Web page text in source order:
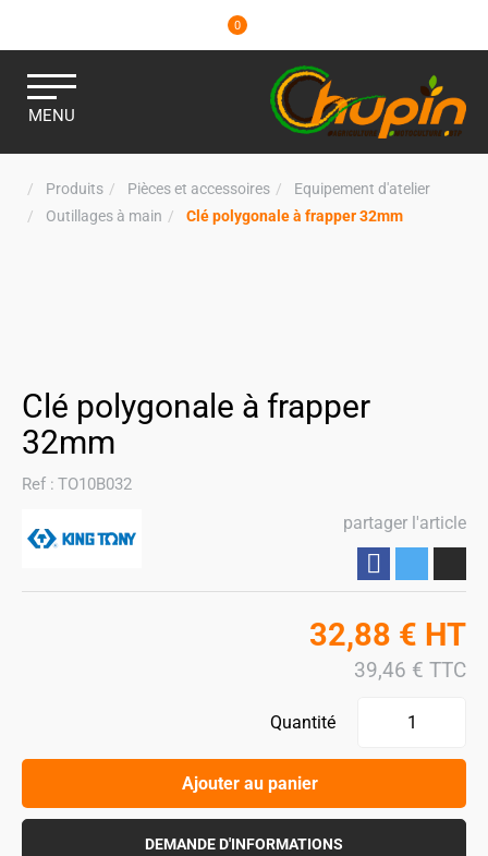
0
MENU
Produits Pièces et accessoires
Equipement d'atelier
Outillages à main
Clé polygonale à frapper 32mm
Clé polygonale à frapper
32mm
Ref : TO10B032
partager l'article
32,88 € HT
39,46 € TTC
Quantité
Ajouter au panier
DEMANDE D'INFORMATIONS